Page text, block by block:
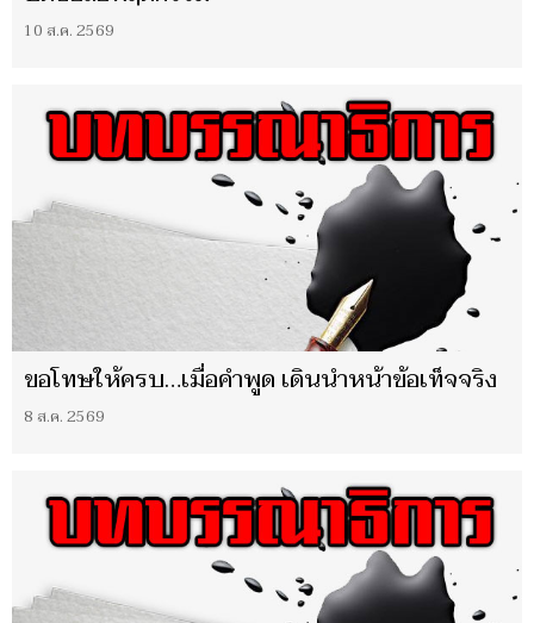
10 ส.ค. 2569
ขอโทษให้ครบ…เมื่อคำพูด เดินนำหน้าข้อเท็จจริง
8 ส.ค. 2569